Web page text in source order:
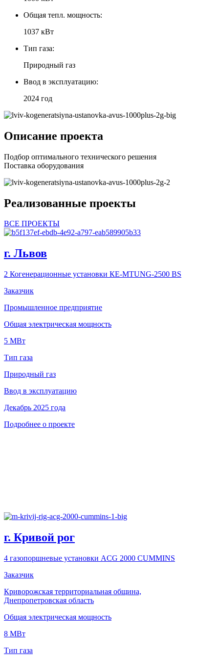
Общая тепл. мощность:
1037 кВт
Тип газа:
Природный газ
Ввод в эксплуатацию:
2024 год
Описание проекта
Подбор оптимального технического решения
Поставка оборудования
Реализованные проекты
ВСЕ ПРОЕКТЫ
г. Львов
2 Когенерационные установки КЕ-MTUNG-2500 BS
Заказчик
Промышленное предприятие
Общая электрическая мощность
5 МВт
Тип газа
Природный газ
Ввод в эксплуатацию
Декабрь 2025 года
Подробнее о проекте
г. Кривой рог
4 газопоршневые установки ACG 2000 CUMMINS
Заказчик
Криворожская территориальная община,
Днепропетровская область
Общая электрическая мощность
8 МВт
Тип газа